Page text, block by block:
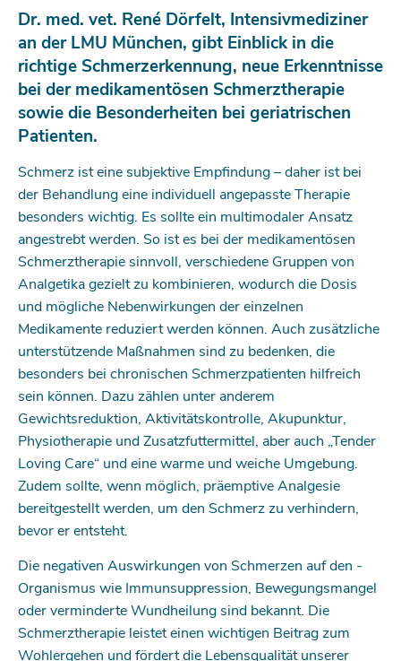
Dr. med. vet. René Dörfelt, Intensivmediziner
an der LMU München, gibt Einblick in die
richtige Schmerzerkennung, neue Erkenntnisse
bei der medikamentösen Schmerztherapie
sowie die Besonderheiten bei geriatrischen
Patienten.
Schmerz ist eine subjektive Empfindung – daher ist bei
der Behandlung eine individuell angepasste Therapie
besonders wichtig. Es sollte ein multimodaler Ansatz
angestrebt werden. So ist es bei der medikamentösen
Schmerz­therapie sinnvoll, verschiedene Gruppen von
Analgetika gezielt zu kombinieren, wodurch die Dosis
und mögliche Nebenwirkungen der einzelnen
Medikamente reduziert werden können. Auch zusätzliche
unterstützende Maßnahmen sind zu bedenken, die
besonders bei chronischen Schmerzpatienten hilfreich
sein können. Dazu zählen unter anderem
Gewichtsreduktion, Aktivitätskontrolle, Akupunktur,
Physiotherapie und Zusatzfuttermittel, aber auch „Tender
Loving Care“ und eine warme und weiche Umgebung.
Zudem sollte, wenn möglich, präemptive ­Analgesie
bereitgestellt werden, um den Schmerz zu verhindern,
bevor er entsteht.
Die negativen Auswirkungen von Schmerzen auf den ­
Organismus wie Immunsuppression, ­Bewegungsmangel
oder verminderte Wundheilung sind bekannt. Die
Schmerztherapie leistet einen wichtigen Beitrag zum
Wohlergehen und fördert die Lebensqualität unserer